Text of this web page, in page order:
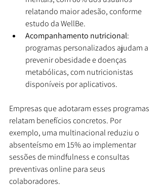
relatando maior adesão, conforme
estudo da WellBe.
Acompanhamento nutricional:
programas personalizados ajudam a
prevenir obesidade e doenças
metabólicas, com nutricionistas
disponíveis por aplicativos.
Empresas que adotaram esses programas
relatam benefícios concretos. Por
exemplo, uma multinacional reduziu o
absenteísmo em 15% ao implementar
sessões de mindfulness e consultas
preventivas online para seus
colaboradores.